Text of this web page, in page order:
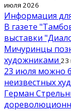
июля 2026
Информация
В газете
выставки
Мичуринцы
художниками 23
23 июля можно
неизвестных
Герман